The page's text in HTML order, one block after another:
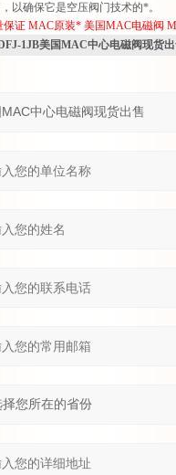
以确保它是空压阀门技术的*。
保证 MAC原装* 美国MAC电磁阀
1JB美国MAC中心电磁阀现货